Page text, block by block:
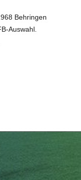
Behringen
Auswahl.